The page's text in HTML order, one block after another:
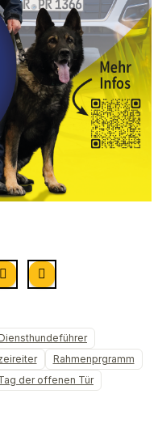
Rahmenprgramm
der offenen Tür